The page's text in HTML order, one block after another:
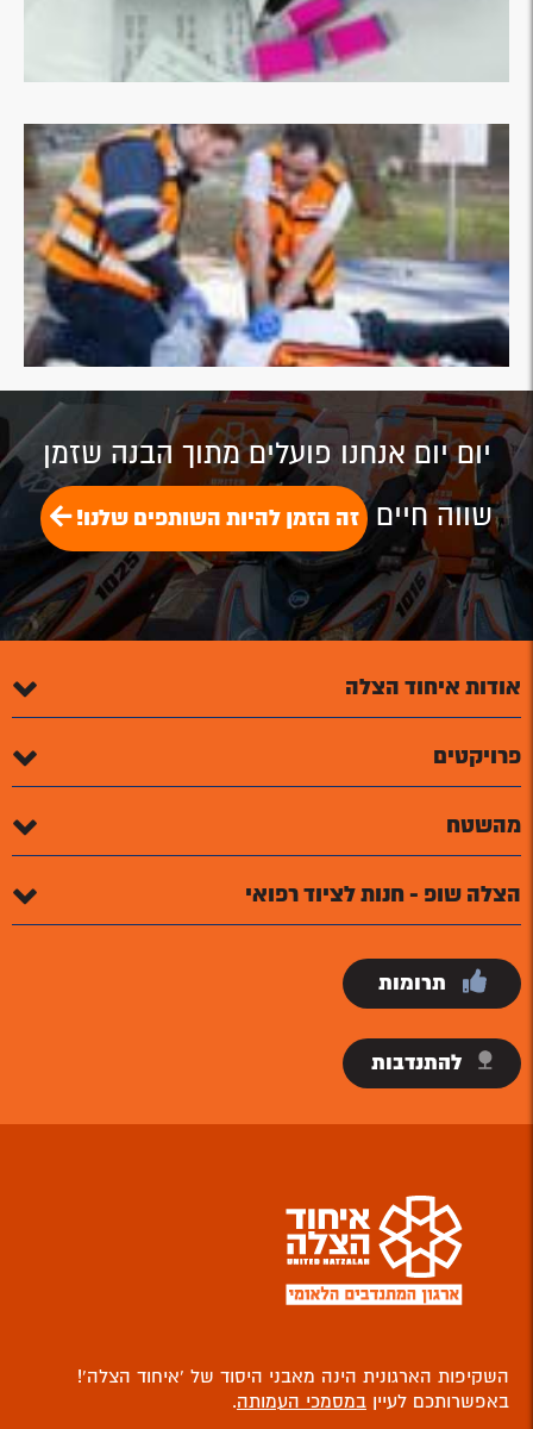
יום יום אנחנו פועלים מתוך הבנה שזמן
שווה חיים זה הזמן להיות השותפים שלנו!
אודות איחוד הצלה
פרויקטים
מהשטח
הצלה שופ - חנות לציוד רפואי
תרומות
להתנדבות
השקיפות הארגונית הינה מאבני היסוד של ‘איחוד הצלה’!
באפשרותכם לעיין במסמכי העמותה.